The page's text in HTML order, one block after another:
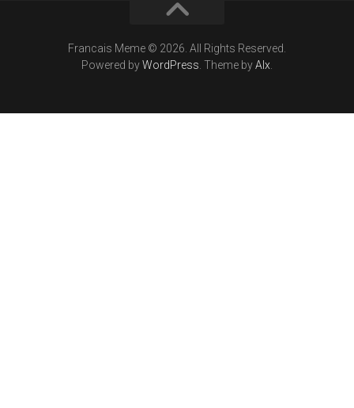
Francais Meme © 2026. All Rights Reserved.
Powered byWordPress . Theme byAlx